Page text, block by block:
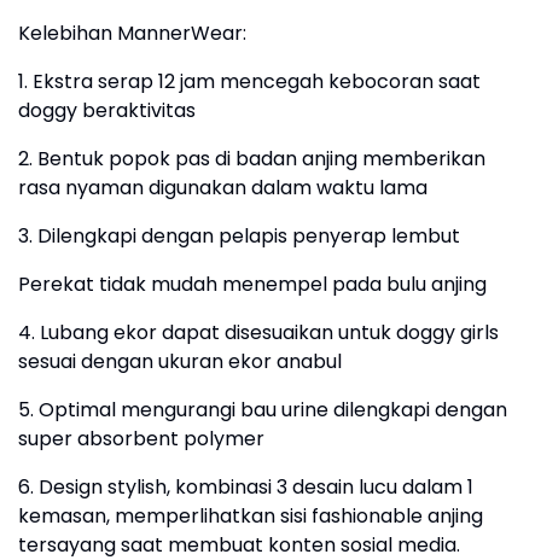
Kelebihan MannerWear:
1. Ekstra serap 12 jam mencegah kebocoran saat
doggy beraktivitas
2. Bentuk popok pas di badan anjing memberikan
rasa nyaman digunakan dalam waktu lama
3. Dilengkapi dengan pelapis penyerap lembut
Perekat tidak mudah menempel pada bulu anjing
4. Lubang ekor dapat disesuaikan untuk doggy girls
sesuai dengan ukuran ekor anabul
5. Optimal mengurangi bau urine dilengkapi dengan
super absorbent polymer
6. Design stylish, kombinasi 3 desain lucu dalam 1
kemasan, memperlihatkan sisi fashionable anjing
tersayang saat membuat konten sosial media.